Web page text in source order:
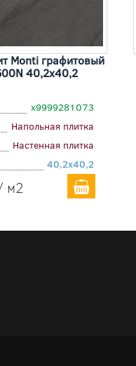
Monti графитовый
40,2x40,2
х9999281073
Напольная плитка
Настенная плитка
40,2x40,2
м2